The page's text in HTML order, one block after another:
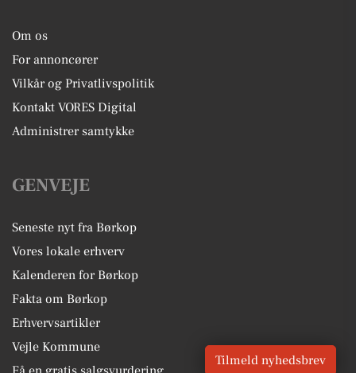
Om os
For annoncører
Vilkår og Privatlivspolitik
Kontakt VORES Digital
Administrer samtykke
GENVEJE
Seneste nyt fra Børkop
Vores lokale erhverv
Kalenderen for Børkop
Fakta om Børkop
Erhvervsartikler
Vejle Kommune
Tilmeld nyhedsbrev